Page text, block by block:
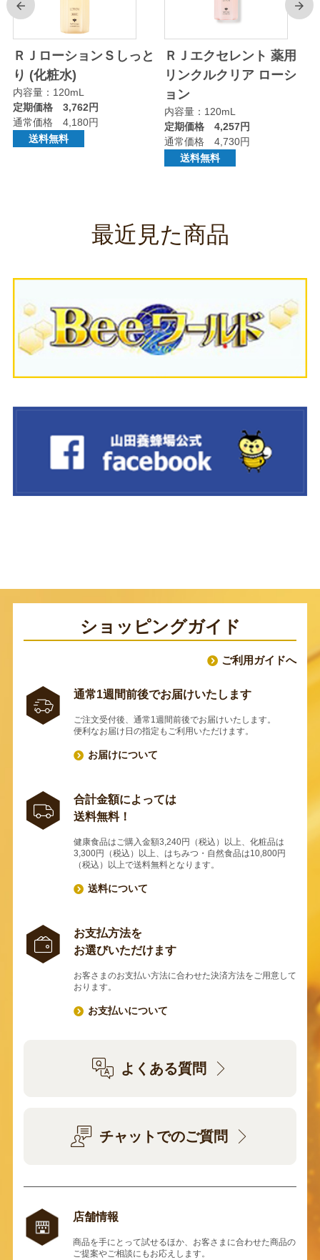
前
ＲＪローションＳしっと
り (化粧水)
内容量：120mL
定期価格 3,762円
通常価格 4,180円
送料無料
ＲＪエクセレント 薬用
リンクルクリア ローシ
ョン
内容量：120mL
定期価格 4,257円
通常価格 4,730円
送料無料
次
最近見た商品
ショッピングガイド
ご利用ガイドへ
通常1週間前後でお届けいたします
ご注文受付後、通常1週間前後でお届けいたします。
便利なお届け日の指定もご利用いただけます。
お届けについて
合計金額によっては
送料無料！
健康食品はご購入金額3,240円（税込）以上、化粧品は
3,300円（税込）以上、はちみつ・自然食品は10,800円
（税込）以上で送料無料となります。
送料について
お支払方法を
お選びいただけます
お客さまのお支払い方法に合わせた決済方法をご用意して
おります。
お支払いについて
よくある質問
チャットでのご質問
店舗情報
商品を手にとって試せるほか、お客さまに合わせた商品の
ご提案やご相談にもお応えします。